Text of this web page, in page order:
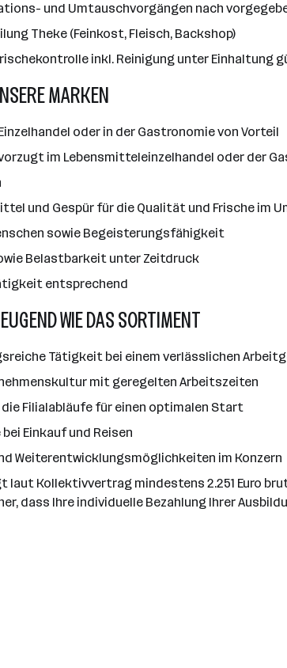
und Umtauschvorgängen nach
Theke (Feinkost, Fleisch, Backshop)
inkl. Reinigung unter Einhaltung
MARKEN
oder in der Gastronomie von Vorteil
im Lebensmitteleinzelhandel oder der
und Gespür für die Qualität und Frische im
sowie Begeisterungsfähigkeit
Belastbarkeit unter Zeitdruck
entsprechend
WIE DAS SORTIMENT
Tätigkeit bei einem verlässlichen
mit geregelten Arbeitszeiten
die Filialabläufe für einen optimalen Start
Einkauf und Reisen
Weiterentwicklungsmöglichkeiten im Konzern
Kollektivvertrag mindestens 2.251 Euro
dass Ihre individuelle Bezahlung Ihrer